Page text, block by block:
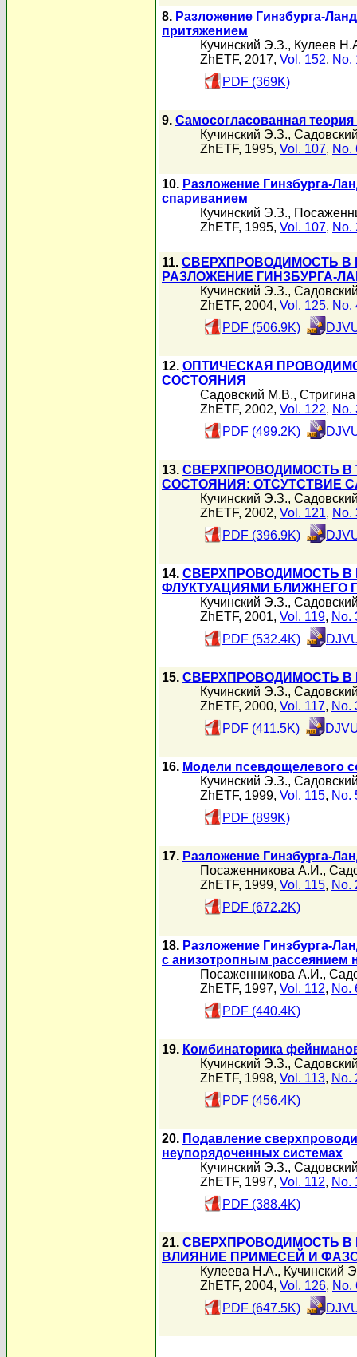
8. Разложение Гинзбурга-
притяжением
Кучинский Э.З., Кулеев
ZhETF, 2017, Vol. 152, No.
PDF (369K)
9. Самосогласованная
Кучинский Э.З.,
ZhETF, 1995, Vol. 107, No.
10. Разложение Гинзбурга-
спариванием
Кучинский Э.З.,
ZhETF, 1995, Vol. 107, No.
11. СВЕРХПРОВОДИМОСТЬ В
РАЗЛОЖЕНИЕ ГИНЗБУРГА-
Кучинский Э.З.,
ZhETF, 2004, Vol. 125, No.
PDF (506.9K)
12. ОПТИЧЕСКАЯ
СОСТОЯНИЯ
Садовский М.В.,
ZhETF, 2002, Vol. 122, No.
PDF (499.2K)
13. СВЕРХПРОВОДИМОСТЬ
СОСТОЯНИЯ: ОТСУТСТВИЕ
Кучинский Э.З.,
ZhETF, 2002, Vol. 121, No.
PDF (396.9K)
14. СВЕРХПРОВОДИМОСТЬ
ФЛУКТУАЦИЯМИ БЛИЖНЕГО
Кучинский Э.З.,
ZhETF, 2001, Vol. 119, No.
PDF (532.4K)
15. СВЕРХПРОВОДИМОСТЬ
Кучинский Э.З.,
ZhETF, 2000, Vol. 117, No.
PDF (411.5K)
16. Модели псевдощелевого
Кучинский Э.З.,
ZhETF, 1999, Vol. 115, No.
PDF (899K)
17. Разложение Гинзбурга-
Посаженникова А.И.,
ZhETF, 1999, Vol. 115, No.
PDF (672.2K)
18. Разложение Гинзбурга-
с анизотропным рассеянием
Посаженникова А.И.,
ZhETF, 1997, Vol. 112, No.
PDF (440.4K)
19. Комбинаторика
Кучинский Э.З.,
ZhETF, 1998, Vol. 113, No.
PDF (456.4K)
20. Подавление
неупорядоченных системах
Кучинский Э.З.,
ZhETF, 1997, Vol. 112, No.
PDF (388.4K)
21. СВЕРХПРОВОДИМОСТЬ В
ВЛИЯНИЕ ПРИМЕСЕЙ И
Кулеева Н.А., Кучинский
ZhETF, 2004, Vol. 126, No.
PDF (647.5K)